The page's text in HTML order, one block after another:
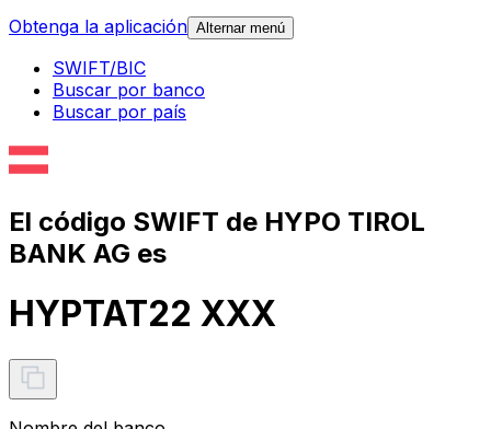
Obtenga la aplicación Alternar menú
SWIFT/BIC
Buscar por banco
Buscar por país
El código SWIFT de HYPO TIROL
BANK AG es
HYPTAT22 XXX